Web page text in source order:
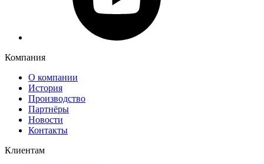
Компания
О компании
История
Производство
Партнёры
Новости
Контакты
Клиентам